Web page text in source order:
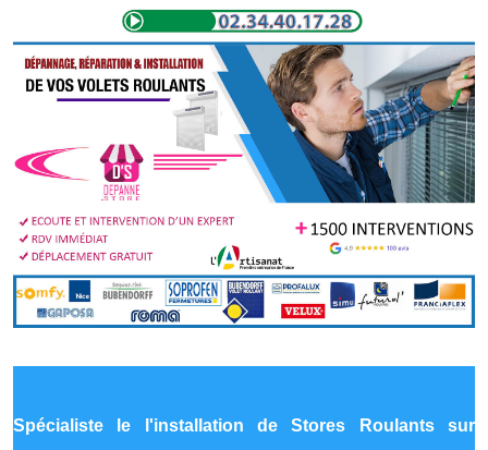
Spécialiste le l'installation de Stores Roulants sur